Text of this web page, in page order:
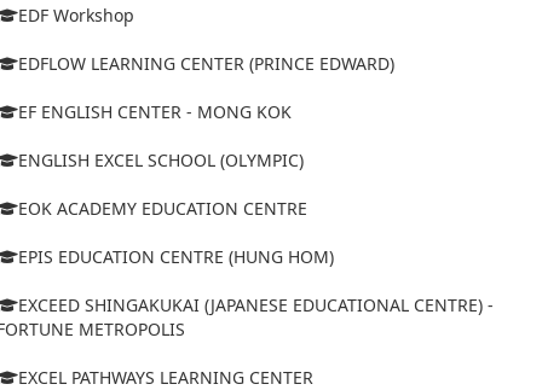
EDF Workshop
EDFLOW LEARNING CENTER (PRINCE EDWARD)
EF ENGLISH CENTER - MONG KOK
ENGLISH EXCEL SCHOOL (OLYMPIC)
EOK ACADEMY EDUCATION CENTRE
EPIS EDUCATION CENTRE (HUNG HOM)
EXCEED SHINGAKUKAI (JAPANESE EDUCATIONAL CENTRE) -
METROPOLIS
EXCEL PATHWAYS LEARNING CENTER